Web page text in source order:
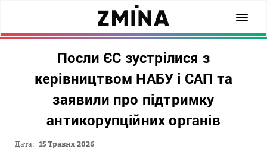
Посли ЄС зустрілися з
керівництвом НАБУ і САП та
заявили про підтримку
антикорупційних органів
Дата: 15 Травня 2026